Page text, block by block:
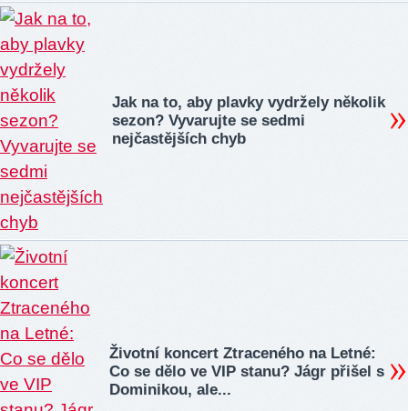
Jak na to, aby plavky vydržely několik
sezon? Vyvarujte se sedmi
nejčastějších chyb
Životní koncert Ztraceného na Letné:
Co se dělo ve VIP stanu? Jágr přišel s
Dominikou, ale...